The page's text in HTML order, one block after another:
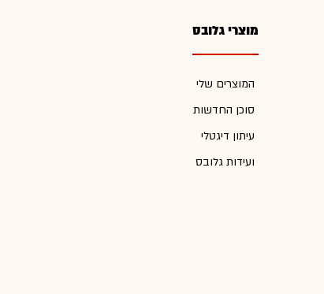
מוצרי גלובס
המוצרים שלי
סוכן החדשות
עיתון דיגטלי
ועידות גלובס